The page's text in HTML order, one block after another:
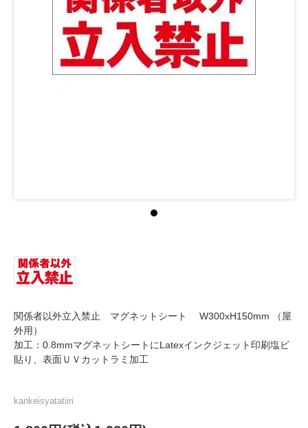
関係者以外立入禁止 マグネットシート W300xH150mm （屋
外用）
加工：0.8mmマグネットシートにLatexインクジェット印刷塩ビ
貼り、表面ＵＶカットラミ加工
kankeisyatatiiri